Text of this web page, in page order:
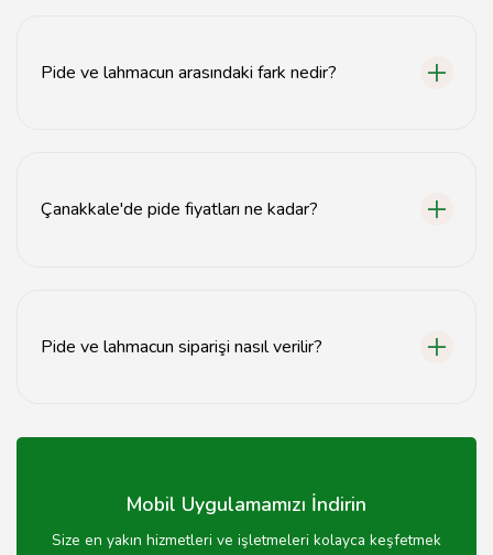
Pide ve lahmacun arasındaki fark nedir?
Çanakkale'de pide fiyatları ne kadar?
Pide ve lahmacun siparişi nasıl verilir?
numaraları veya online sipariş sistemleri aracılığıyla
Mobil Uygulamamızı İndirin
Size en yakın hizmetleri ve işletmeleri kolayca keşfetmek